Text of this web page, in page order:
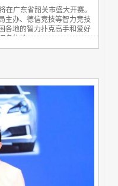
在广东省韶关市盛大开赛。
主办、德信竞技等智力竞技
各地的智力扑克高手和爱好
名的岭...